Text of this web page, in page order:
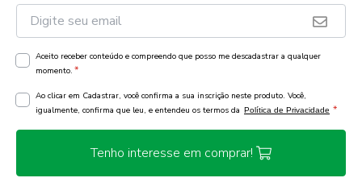
Aceito receber conteúdo e compreendo que posso me descadastrar a qualquer
momento. *
Ao clicar em Cadastrar, você confirma a sua inscrição neste produto. Você,
igualmente, confirma que leu, e entendeu os termos da Política de Privacidade *
Tenho interesse em comprar!